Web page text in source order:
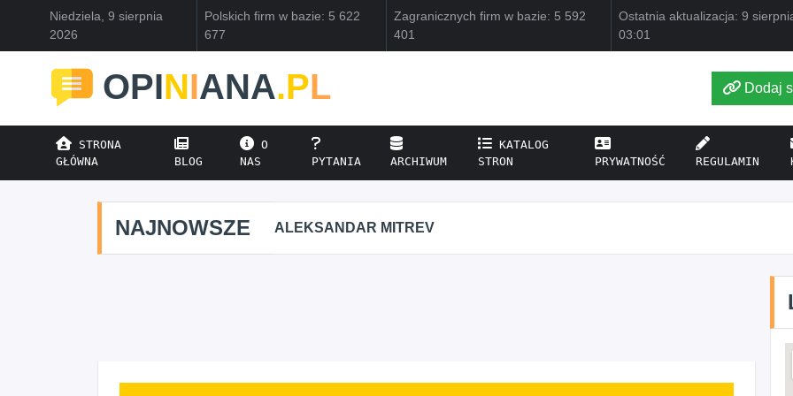
Niedziela, 9 sierpnia
2026
Polskich firm w bazie: 5 622
677
Zagranicznych firm w bazie: 5 592
401
Ostatnia aktualizacja: 9
03:01
OPINIANA.PL Dodaj
STRONA
GŁÓWNA
BLOG
O
NAS
PYTANIA ARCHIWUM
KATALOG
STRON
PRYWATNOŚĆ REGULAMIN
NAJNOWSZE ALEKSANDAR MITREV